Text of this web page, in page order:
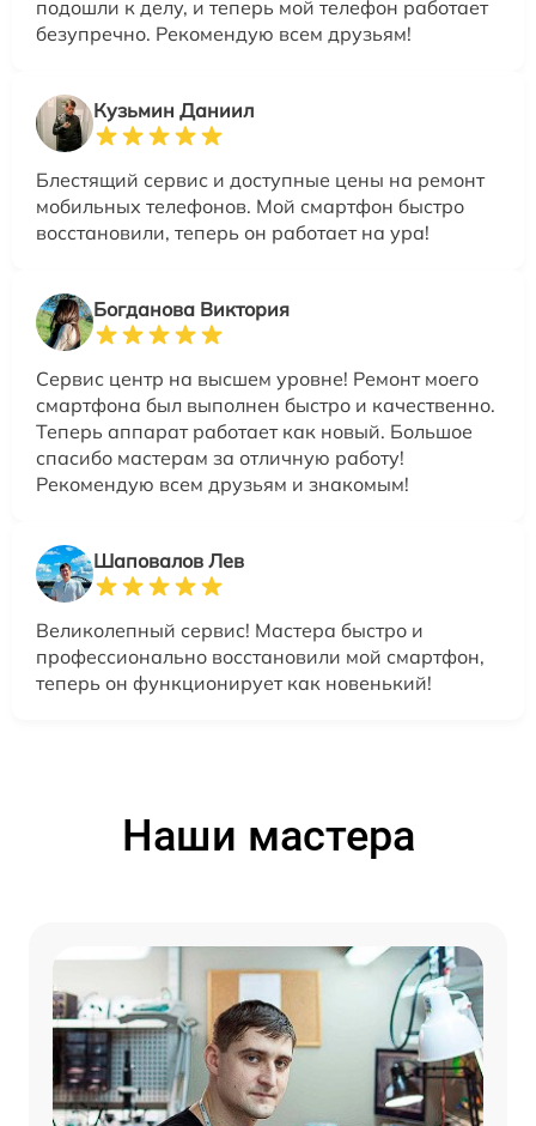
подошли к делу, и теперь мой телефон работает
безупречно. Рекомендую всем друзьям!
Кузьмин Даниил
Блестящий сервис и доступные цены на ремонт
мобильных телефонов. Мой смартфон быстро
восстановили, теперь он работает на ура!
Богданова Виктория
Сервис центр на высшем уровне! Ремонт моего
смартфона был выполнен быстро и качественно.
Теперь аппарат работает как новый. Большое
спасибо мастерам за отличную работу!
Рекомендую всем друзьям и знакомым!
Шаповалов Лев
Великолепный сервис! Мастера быстро и
профессионально восстановили мой смартфон,
теперь он функционирует как новенький!
Наши мастера